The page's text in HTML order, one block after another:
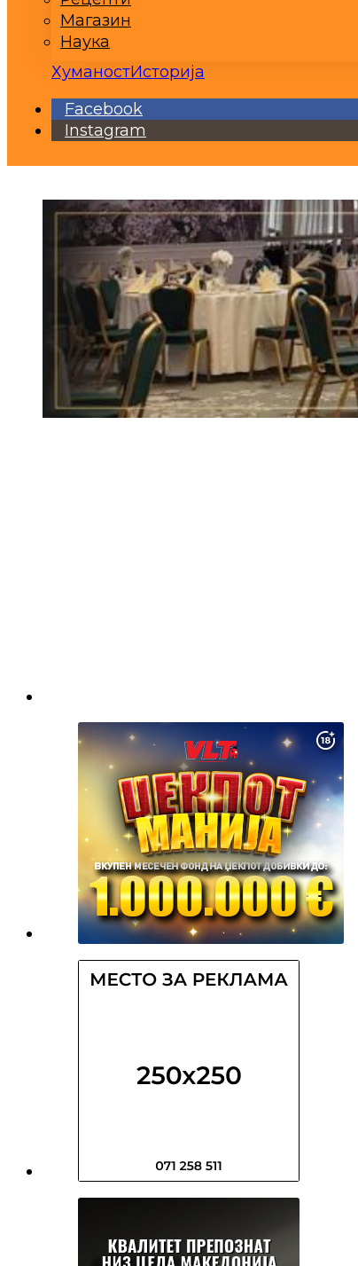
Магазин
Наука
ХуманостИсторија
Facebook
Instagram